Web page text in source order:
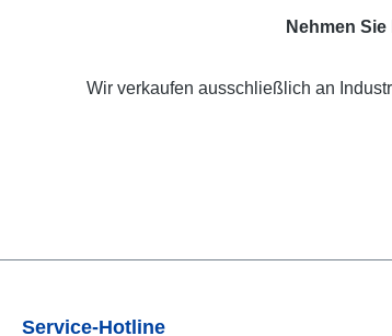
Nehmen
Wir verkaufen ausschließlich an
Service-Hotline